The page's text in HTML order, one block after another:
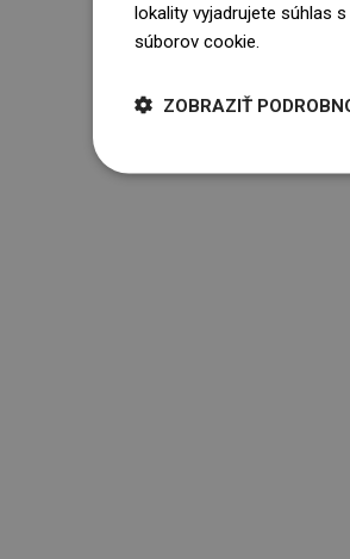
lokality vyjadrujete súhlas
súborov cookie.
ZOBRAZIŤ